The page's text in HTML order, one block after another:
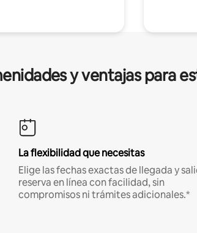
y ventajas para
La flexibilidad que necesitas
Elige las fechas exactas de llegada y
reserva en línea con facilidad, sin
compromisos ni trámites adicionales.*